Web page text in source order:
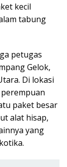
kecil
tabung
petugas
Gelok,
Di lokasi
paket besar
alat hisap,
yang